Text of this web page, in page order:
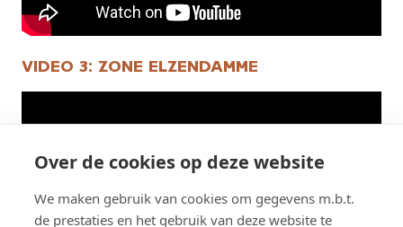
Over de cookies op deze website
We maken gebruik van cookies om gegevens m.b.t.
de prestaties en het gebruik van deze website te
VIDEO 3: ZONE ELZENDAMME